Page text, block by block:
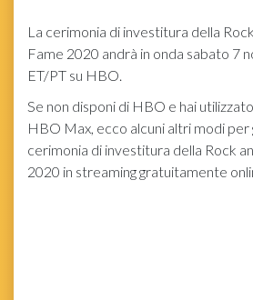
La cerimonia di investitura della
Fame 2020 andrà in onda sabato 7
ET/PT su HBO.
Se non disponi di HBO e hai
HBO Max, ecco alcuni altri modi per
cerimonia di investitura della Rock
2020 in streaming gratuitamente